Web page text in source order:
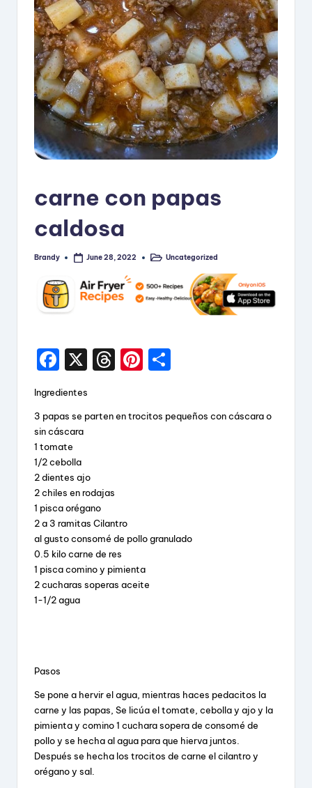
p
carne con papas
caldosa
Posted
Brandy June 28, 2022
PostedUncategorized
F
a
c
e
b
o
o
k
X
T
a
Pi
e re
Ingredientes
3 papas se parten en trocitos pequeños con cáscara o
sin cáscara
1 tomate
1/2 cebolla
2 dientes ajo
2 chiles en rodajas
1 pisca orégano
2 a 3 ramitas Cilantro
al gusto consomé de pollo granulado
0.5 kilo carne de res
1 pisca comino y pimienta
2 cucharas soperas aceite
1-1/2 agua
Pasos
Se pone a hervir el agua, mientras haces pedacitos la
carne y las papas, Se licúa el tomate, cebolla y ajo y la
pimienta y comino 1 cuchara sopera de consomé de
pollo y se hecha al agua para que hierva juntos.
Después se hecha los trocitos de carne el cilantro y
orégano y sal.